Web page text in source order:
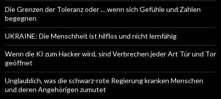
Die Grenzen der Toleranz oder … wenn sich Gefühle und Zahlen
begegnen
UKRAINE: Die Menschheit ist hilflos und nicht lernfähig
Wenn die KI zum Hacker wird, sind Verbrechen jeder Art Tür und Tor
geöffnet
Unglaublich, was die schwarz-rote Regierung kranken Menschen
und deren Angehörigen zumutet